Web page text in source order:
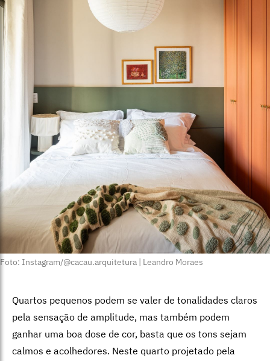
Foto: Instagram/@cacau.arquitetura | Leandro Moraes
Quartos pequenos podem se valer de tonalidades claros
pela sensação de amplitude, mas também podem
ganhar uma boa dose de cor, basta que os tons sejam
calmos e acolhedores. Neste quarto projetado pela